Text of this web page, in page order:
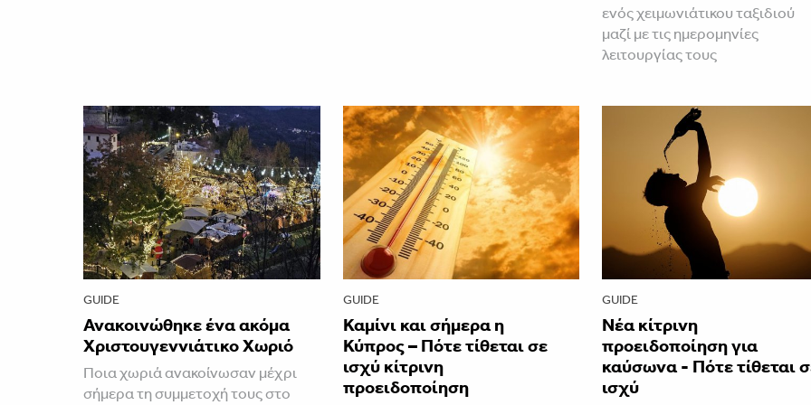
ενός χειμωνιάτικου ταξιδιού
μαζί με τις ημερομηνίες
λειτουργίας τους
GUIDE
Ανακοινώθηκε ένα ακόμα
Χριστουγεννιάτικο Χωριό
Ποια χωριά ανακοίνωσαν μέχρι
σήμερα τη συμμετοχή τους στο
GUIDE
Καμίνι και σήμερα η
Κύπρος – Πότε τίθεται σε
ισχύ κίτρινη
προειδοποίηση
GUIDE
Νέα κίτρινη
προειδοποίηση για
καύσωνα - Πότε τίθεται
ισχύ